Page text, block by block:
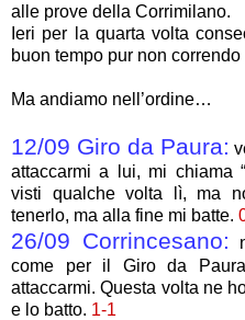
alle prove della Corrimilano.
Ieri per la quarta volta
buon tempo pur non
Ma andiamo nell’ordine…
12/09 Giro da Paura:
attaccarmi a lui, mi chiama
visti qualche volta lì, ma
tenerlo, ma alla fine mi batte.
26/09 Corrincesano:
come per il Giro da
attaccarmi. Questa volta ne
e lo batto. 1-1